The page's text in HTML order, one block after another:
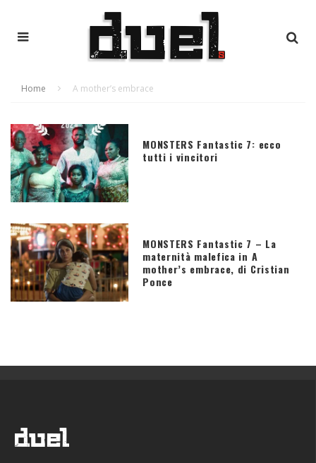
Home A mother’s embrace
MONSTERS Fantastic 7: ecco
tutti i vincitori
MONSTERS Fantastic 7 – La
maternità malefica in A
mother’s embrace, di Cristian
Ponce